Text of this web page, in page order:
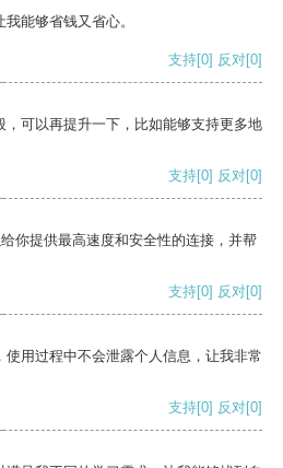
能够省钱又省心。
支持[0] 反对[0]
可以再提升一下，比如能够支持更多地
支持[0] 反对[0]
你提供最高速度和安全性的连接，并帮
支持[0] 反对[0]
用过程中不会泄露个人信息，让我非常
支持[0] 反对[0]